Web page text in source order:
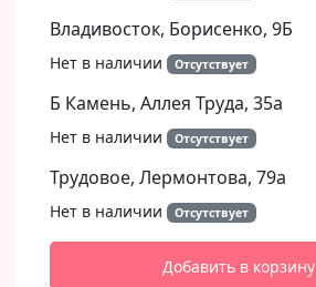
Владивосток, Борисенко, 9Б​
Нет в наличии Отсутствует
Б Камень, Аллея Труда, 35а
Нет в наличии Отсутствует
Трудовое, Лермонтова, 79а
Нет в наличии Отсутствует
Добавить в корзину